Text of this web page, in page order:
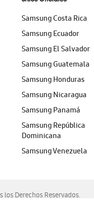
Samsung Costa Rica
Samsung Ecuador
Samsung El Salvador
Samsung Guatemala
Samsung Honduras
Samsung Nicaragua
Samsung Panamá
Samsung República
Dominicana
Samsung Venezuela
Derechos Reservados.